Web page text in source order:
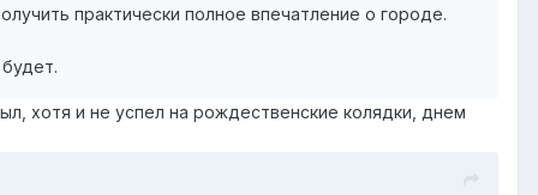
практически полное впечатление о городе.
хотя и не успел на рождественские колядки, днем